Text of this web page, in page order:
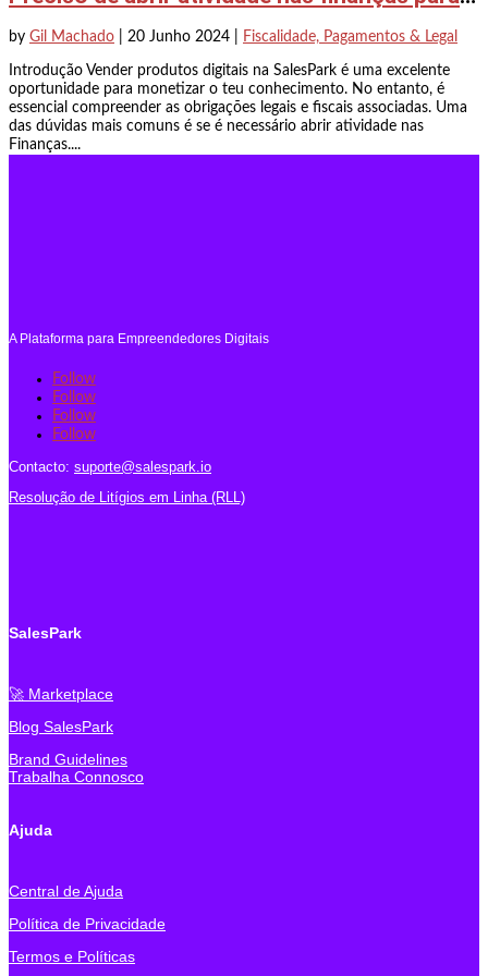
by Gil Machado 20 Junho 2024 Fiscalidade, Pagamentos & Legal
Introdução Vender produtos digitais na SalesPark é uma excelente
oportunidade para monetizar o teu conhecimento. No entanto, é
essencial compreender as obrigações legais e fiscais associadas. Uma
das dúvidas mais comuns é se é necessário abrir atividade nas
Finanças....
A Plataforma para Empreendedores Digitais
Follow
Follow
Follow
Follow
Contacto: suporte@salespark.io
Resolução de Litígios em Linha (RLL)
SalesPark
🚀 Marketplace
Blog SalesPark
Brand Guidelines
Trabalha Connosco
Ajuda
Central de Ajuda
Política de Privacidade
Termos e Políticas